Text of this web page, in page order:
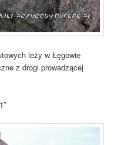
leży w Łęgowie
z drogi prowadzącej